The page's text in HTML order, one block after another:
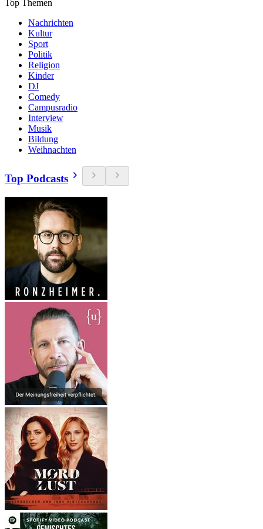
Top Themen
Nachrichten
Kultur
Sport
Politik
Religion
Kinder
DJ
Comedy
Campusradio
Interview
Musik
Bildung
Weihnachten
Top Podcasts